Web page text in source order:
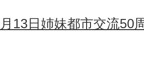
13日姉妹都市交流50